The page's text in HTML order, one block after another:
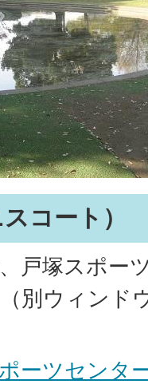
コート）
戸塚スポー
別ウィンド
ーツセンタ